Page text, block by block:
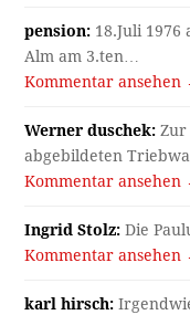
pension: 18.Juli
Alm am 3.ten…
Kommentar ansehen
Werner duschek: Zur
abgebildeten
Kommentar ansehen
Ingrid Stolz: Die
Kommentar ansehen
karl hirsch: